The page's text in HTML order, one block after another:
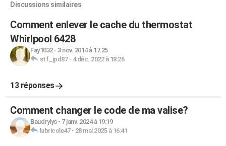
Discussions similaires
Comment enlever le cache du thermostat
Whirlpool 6428
Fay1032- 3 nov. 2014 à 17:25
stf_jpd87- 4 déc. 2022 à 18:26
13 réponses
Comment changer le code de ma valise?
Baudrylys- 7 janv. 2024 à 19:19
labricole47- 28 mai 2025 à 16:41